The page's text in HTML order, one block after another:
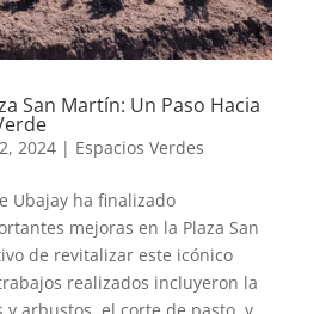
San Martín: Un Paso Hacia
2024| Espacios Verdes
Ubajay ha finalizado
mejoras en la Plaza San
de revitalizar este icónico
realizados incluyeron la
arbustos, el corte de pasto, y